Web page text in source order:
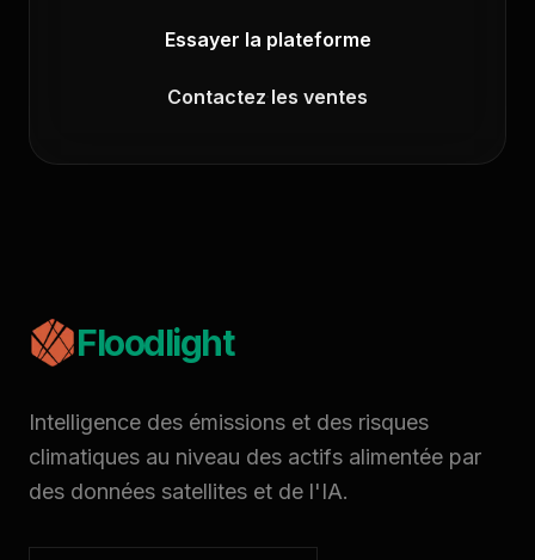
Essayer la plateforme
Contactez les ventes
Floodlight
Intelligence des émissions et des risques
climatiques au niveau des actifs alimentée par
des données satellites et de l'IA.